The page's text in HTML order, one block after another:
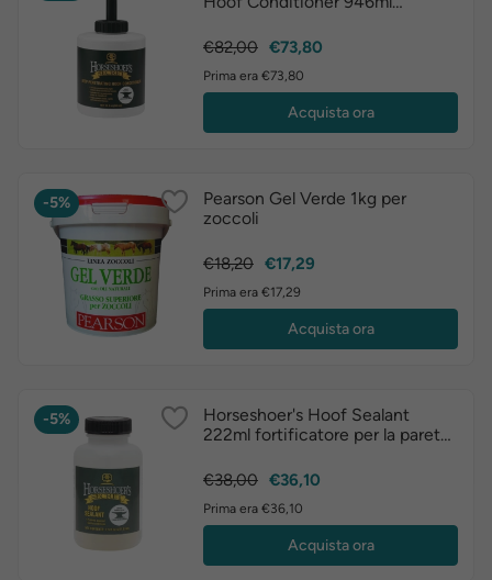
Prezzo
€82,00 Prezzo
€73,80
Prima era €73,80
Acquista ora
-5%
Pearson Gel Verde 1kg per
zoccoli
Prezzo
€18,20 Prezzo
€17,29
Prima era €17,29
Acquista ora
-5%
Horseshoer's Hoof Sealant
222ml fortificatore per la parete
Prezzo
€38,00 Prezzo
€36,10
Prima era €36,10
Acquista ora